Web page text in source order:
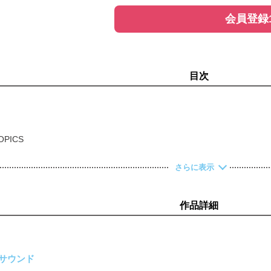
会員登
目次
ビストロ／昼呑み
CITY
未来
さらに表示
作品詳細
ウンド